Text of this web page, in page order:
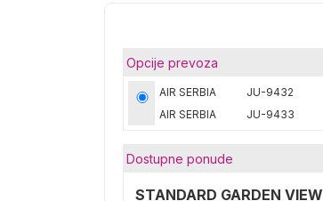
Opcije prevoza
AIR SERBIA JU-9432
AIR SERBIA
JU-9433
Dostupne ponude
STANDARD GARDEN VIEW